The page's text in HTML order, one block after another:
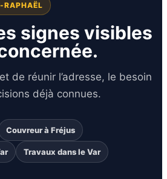
RAPHAËL
signes visibles
de réunir l’adresse, le besoin
déjà connues.
Couvreur à Fréjus
Travaux dans le Var